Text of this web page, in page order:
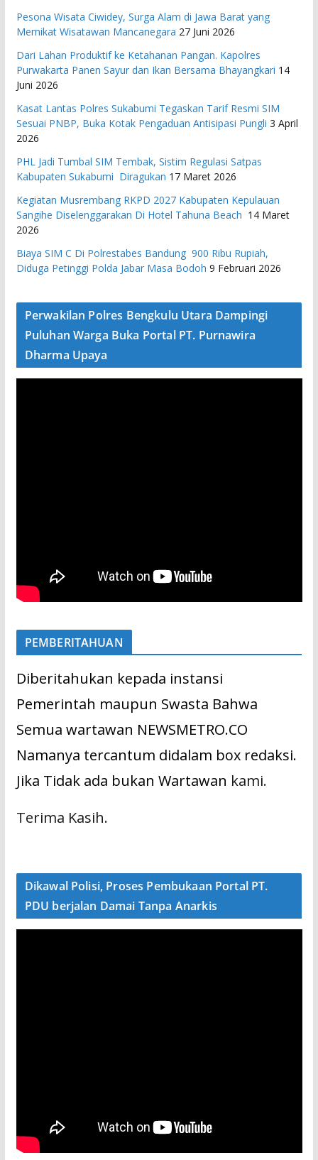
Pesona Wisata Ciwidey, Surga Alam di Jawa Barat yang
Memikat Wisatawan Mancanegara 27 Juni 2026
Dari Lahan Produktif ke Ketahanan Pangan. Kapolres
Purwakarta Panen Sayur dan Ikan Bersama Bhayangkari 14
Juni 2026
Kasat Lantas Polres Sukabumi Tegaskan Tarif Resmi SIM
Sesuai PNBP, Buka Kotak Pengaduan Antisipasi Pungli 3 April
2026
PHL Jadi Tumbal SIM Tembak, Sistim Regulasi Satpas
Kabupaten Sukabumi Diragukan 17 Maret 2026
Kegiatan Musrembang RKPD 2027 ​Kabupaten Kepulauan
Sangihe Diselenggarakan Di Hotel Tahuna Beach 14 Maret
2026
Biaya SIM C Di Polrestabes Bandung 900 Ribu Rupiah,
Diduga Petinggi Polda Jabar Masa Bodoh 9 Februari 2026
Perwakilan Polres Bengkulu Utara Dampingi
Puluhan Warga Buka Portal PT. Purnawira
Dharma Upaya
PEMBERITAHUAN
Diberitahukan kepada instansi
Pemerintah maupun Swasta Bahwa
Semua wartawan NEWSMETRO.CO
Namanya tercantum didalam box redaksi.
Jika Tidak ada bukan Wartawan kami.
Terima Kasih.
Dikawal Polisi, Proses Pembukaan Portal PT.
PDU berjalan Damai Tanpa Anarkis